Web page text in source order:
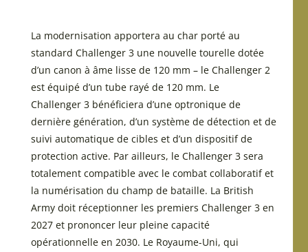
La modernisation apportera au char porté au
standard Challenger 3 une nouvelle tourelle dotée
d’un canon à âme lisse de 120 mm – le Challenger 2
est équipé d’un tube rayé de 120 mm. Le
Challenger 3 bénéficiera d’une optronique de
dernière génération, d’un système de détection et de
suivi automatique de cibles et d’un dispositif de
protection active. Par ailleurs, le Challenger 3 sera
totalement compatible avec le combat collaboratif et
la numérisation du champ de bataille. La British
Army doit réceptionner les premiers Challenger 3 en
2027 et prononcer leur pleine capacité
opérationnelle en 2030. Le Royaume-Uni, qui